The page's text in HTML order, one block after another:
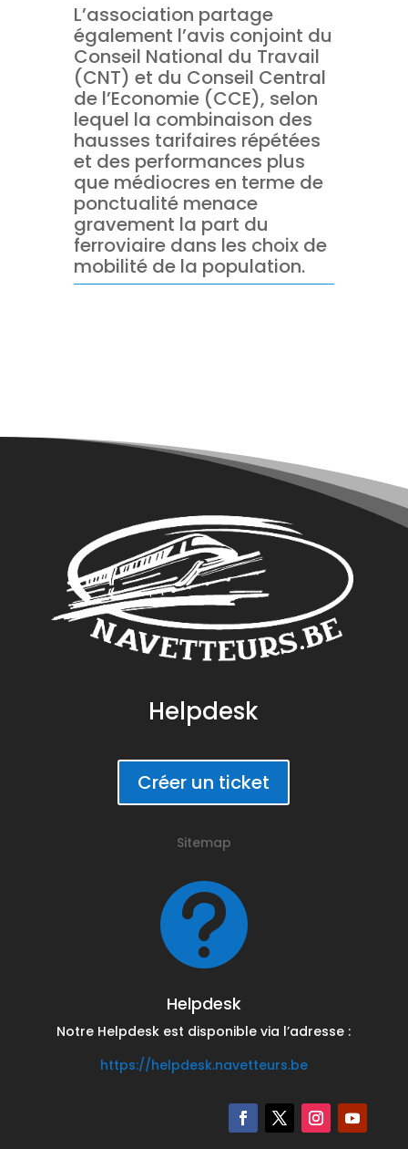
L’association partage
également l’avis conjoint du
Conseil National du Travail
(CNT) et du Conseil Central
de l’Economie (CCE), selon
lequel la combinaison des
hausses tarifaires répétées
et des performances plus
que médiocres en terme de
ponctualité menace
gravement la part du
ferroviaire dans les choix de
mobilité de la population.
Helpdesk
Créer un ticket
Sitemap

Helpdesk
Notre Helpdesk est disponible via l’adresse :
https://helpdesk.navetteurs.be